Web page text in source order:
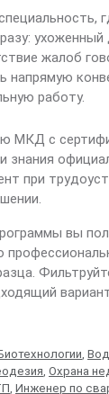
жалоб
напрямую
работу.
МКД с
знания
при
вы
,
, Охрана
, Инженер по